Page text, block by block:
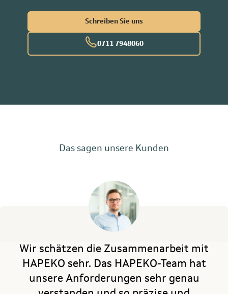
Schreiben Sie uns
0711 7948060
Das sagen unsere Kunden
Wir schätzen die Zusammenarbeit mit
HAPEKO sehr. Das HAPEKO-Team hat
unsere Anforderungen sehr genau